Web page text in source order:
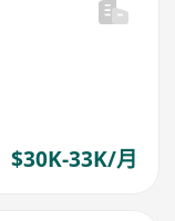
$30K-33K/月